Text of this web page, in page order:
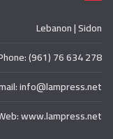
Lebanon | Sidon
(961) 76 634 278
info@lampress.net
www.lampress.net